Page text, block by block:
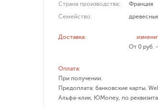
Страна производства:
Франция
Семейство:
Доставка:
От 0 руб.
Оплата:
При получении.
Предоплата: банковские карты,
Альфа-клик, ЮMoney, по